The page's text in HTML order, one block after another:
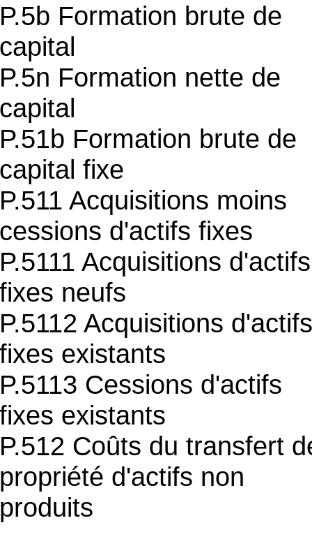
P.5b Formation brute de
capital
P.5n Formation nette de
capital
P.51b Formation brute de
capital fixe
P.511 Acquisitions moins
cessions d'actifs fixes
P.5111 Acquisitions d'actifs
fixes neufs
P.5112 Acquisitions
fixes existants
P.5113 Cessions d'actifs
fixes existants
P.512 Coûts du transfert
propriété d'actifs non
produits